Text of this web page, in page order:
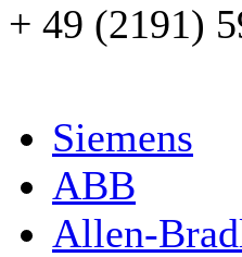
+ 49 (2191)
Siemens
ABB
Allen-